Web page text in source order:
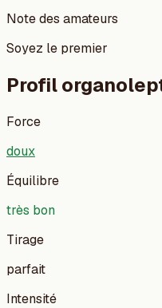
Note des amateurs
Soyez le premier
Profil
Force
doux
Équilibre
très bon
Tirage
parfait
Intensité